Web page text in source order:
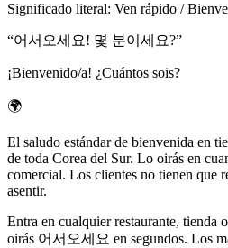
Significado literal: Ven rápido /
“어서오세요! 몇 분이세요?”
¡Bienvenido/a! ¿Cuántos sois?
🌍
El saludo estándar de bienvenida en
de toda Corea del Sur. Lo oirás en
comercial. Los clientes no tienen que
asentir.
Entra en cualquier restaurante, tienda
oirás 어서오세요 en segundos. Los